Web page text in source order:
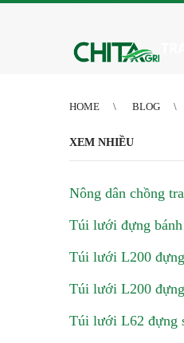
HOME BLOG
XEM NHIỀU
Nông dân chồng
Túi lưới đựng bánh
Túi lưới L200
Túi lưới L200
Túi lưới L62 đựng